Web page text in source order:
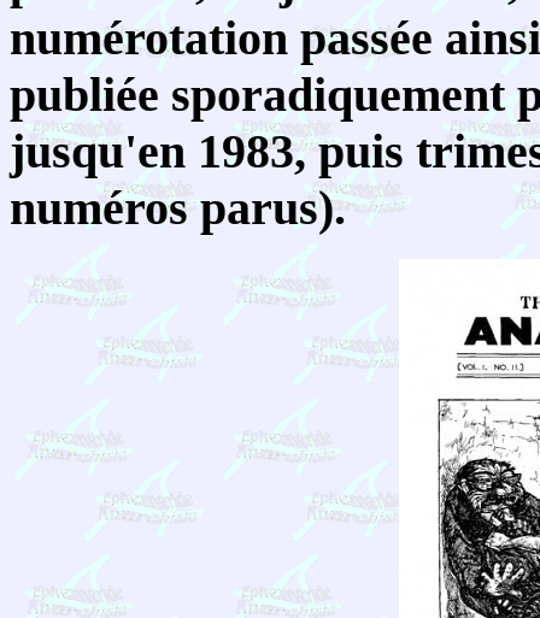
numérotation passée
publiée sporadiquement
jusqu'en 1983, puis
numéros parus).